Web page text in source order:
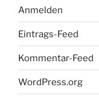
Anmelden
Eintrags-Feed
Kommentar-Feed
WordPress.org